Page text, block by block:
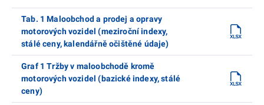
Tab. 1 Maloobchod a prodej a opravy
motorových vozidel (meziroční indexy,
stálé ceny, kalendářně očištěné údaje)
Graf 1 Tržby v maloobchodě kromě
motorových vozidel (bazické indexy, stálé
ceny)